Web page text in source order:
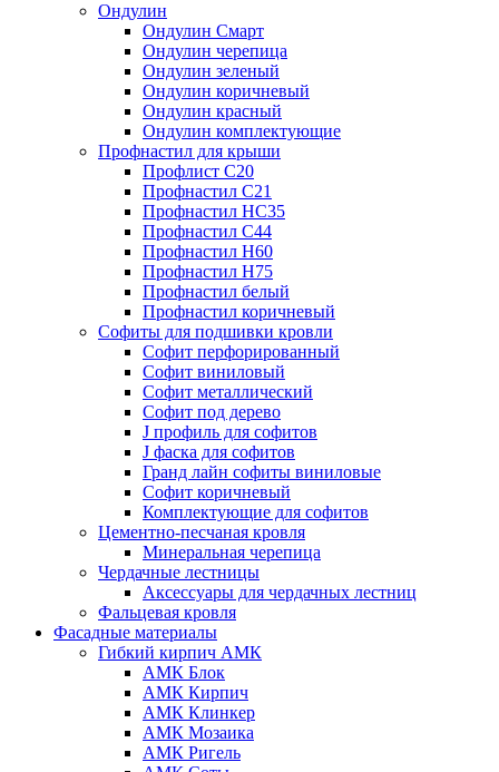
Ондулин
Ондулин Смарт
Ондулин черепица
Ондулин зеленый
Ондулин коричневый
Ондулин красный
Ондулин комплектующие
Профнастил для крыши
Профлист С20
Профнастил С21
Профнастил НС35
Профнастил С44
Профнастил Н60
Профнастил Н75
Профнастил белый
Профнастил коричневый
Софиты для подшивки кровли
Cофит перфорированный
Софит виниловый
Софит металлический
Софит под дерево
J профиль для софитов
J фаска для софитов
Гранд лайн софиты виниловые
Софит коричневый
Комплектующие для софитов
Цементно-песчаная кровля
Минеральная черепица
Чердачные лестницы
Аксессуары для чердачных лестниц
Фальцевая кровля
Фасадные материалы
Гибкий кирпич АМК
АМК Блок
АМК Кирпич
АМК Клинкер
АМК Мозаика
АМК Ригель